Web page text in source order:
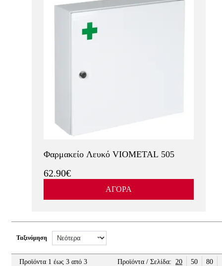
Φαρμακείο Λευκό VIOMETAL 505
62.90€
ΑΓΟΡΑ
Ταξινόμηση
Προϊόντα 1 έως 3 από 3 Προϊόντα / Σελίδα: 20 50 80